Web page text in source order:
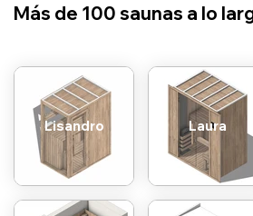
​Más de 100 saunas a lo
Lisandro Laura